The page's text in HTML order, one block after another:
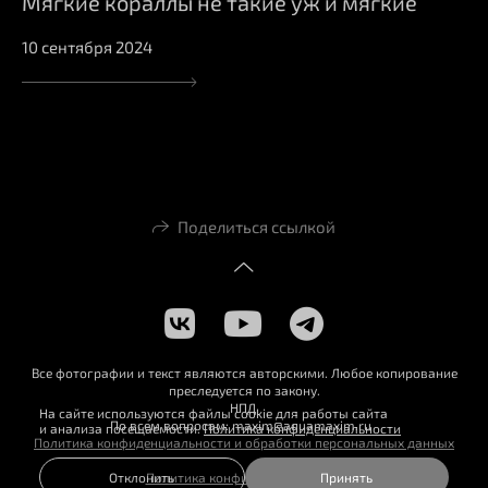
10 сентября 2024
Поделиться ссылкой
Все фотографии и текст являются авторскими. Любое копирование
преследуется по закону.
НПД
По всем вопросам: maxim@aquamaxim.ru
Политика конфиденциальности и обработки персональных данных
Политика конфиденциальности
На сайте используются файлы cookie для работы сайта
и анализа посещаемости.Политика конфиденциальности
Отклонить Принять